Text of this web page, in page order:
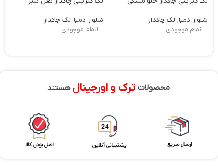
شلوار دمپا, لگ چاکدار
اتمام موجودی
شلوار دمپا, لگ چاکدار
اتمام موجودی
محصولات ترک و اورجینال هستند
ارسال سریع پشتیبانی آنلاین اصل بودن کالا